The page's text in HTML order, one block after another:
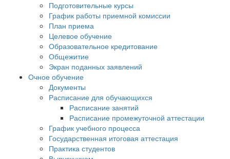
Подготовительные курсы
График работы приемной комиссии
План приема
Целевое обучение
Образовательное кредитование
Общежитие
Экран поданных заявлений
Очное обучение
Документы
Расписание для обучающихся
Расписание занятий
Расписание промежуточной аттестации
График учебного процесса
Государственная итоговая аттестация
Практика студентов